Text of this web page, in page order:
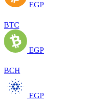
EGP
BTC
EGP
BCH
EGP